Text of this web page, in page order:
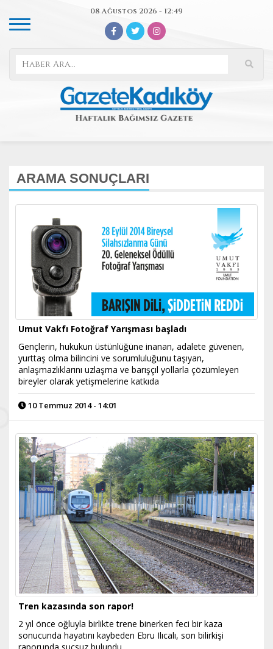
08 Ağustos 2026 - 12:49
ARAMA SONUÇLARI
Umut Vakfı Fotoğraf Yarışması başladı
Gençlerin, hukukun üstünlüğüne inanan, adalete güvenen,
yurttaş olma bilincini ve sorumluluğunu taşıyan,
anlaşmazlıklarını uzlaşma ve barışçıl yollarla çözümleyen
bireyler olarak yetişmelerine katkıda
10 Temmuz 2014 - 14:01
Tren kazasında son rapor!
2 yıl önce oğluyla birlikte trene binerken feci bir kaza
sonucunda hayatını kaybeden Ebru Ilıcalı, son bilirkişi